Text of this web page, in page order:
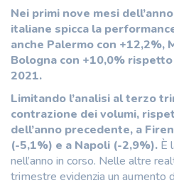
Nei primi nove mesi
italiane spicca la
anche Palermo con +12,2%,
Bologna con +10,0%
2021.
Limitando l’analisi al terzo
contrazione dei volumi,
dell’anno precedente, a
(-5,1%) e a Napoli (-2,9%). È
nell’anno in corso. Nelle altre
trimestre evidenzia un aumento